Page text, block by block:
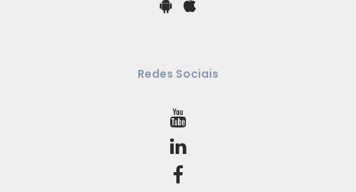
Redes Sociais